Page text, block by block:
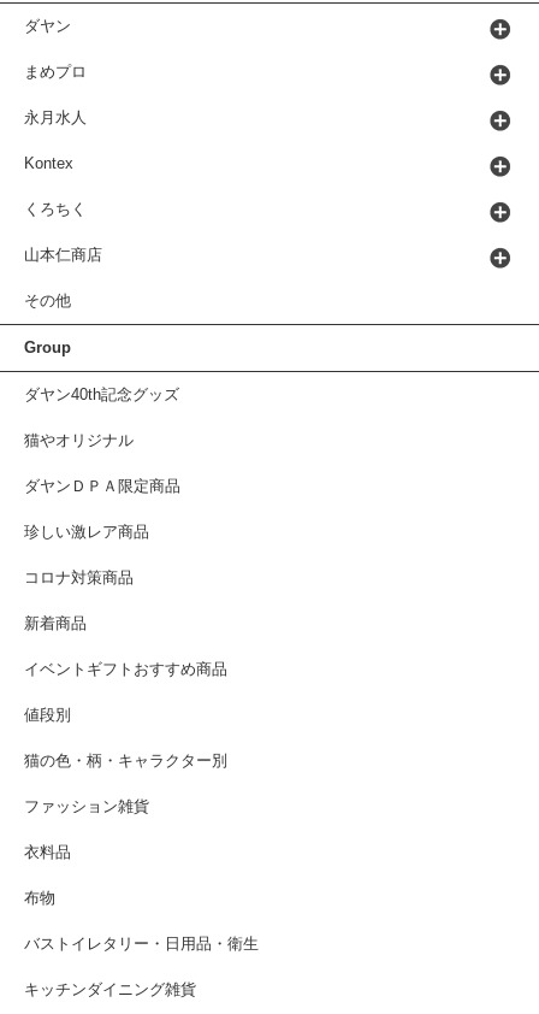
ダヤン
まめプロ
永月水人
Kontex
くろちく
山本仁商店
その他
Group
ダヤン40th記念グッズ
猫やオリジナル
ダヤンＤＰＡ限定商品
珍しい激レア商品
コロナ対策商品
新着商品
イベントギフトおすすめ商品
値段別
猫の色・柄・キャラクター別
ファッション雑貨
衣料品
布物
バストイレタリー・日用品・衛生
キッチンダイニング雑貨